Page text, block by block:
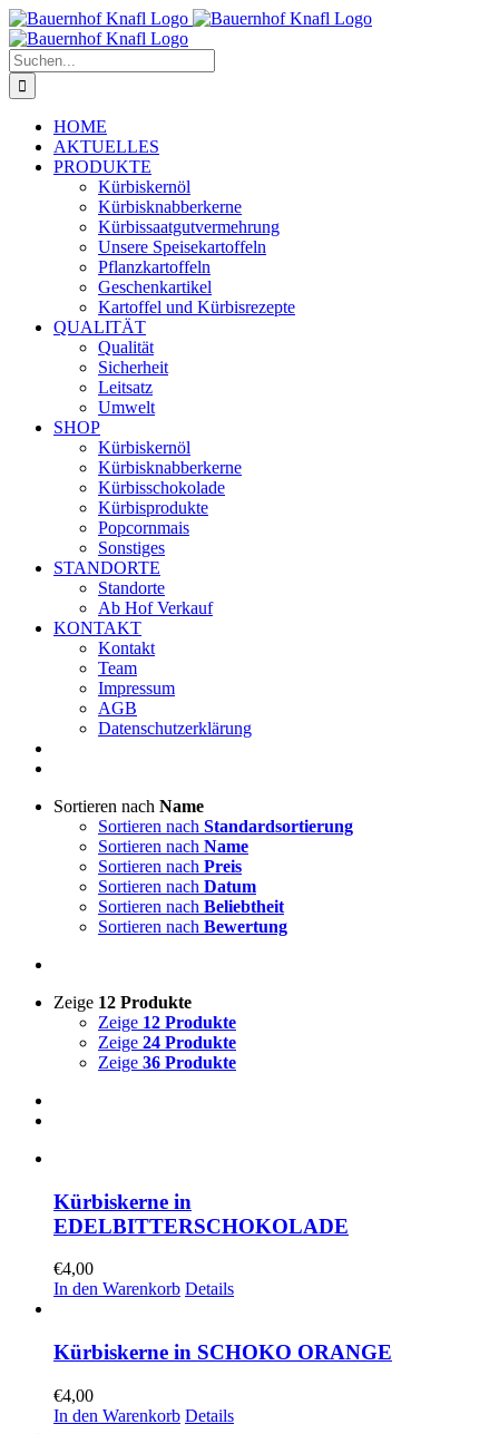
Zum
Inhalt
springen
Suche
nach:
HOME
AKTUELLES
PRODUKTE
Kürbiskernöl
Kürbisknabberkerne
Kürbissaatgutvermehrung
Unsere Speisekartoffeln
Pflanzkartoffeln
Geschenkartikel
Kartoffel und Kürbisrezepte
QUALITÄT
Qualität
Sicherheit
Leitsatz
Umwelt
SHOP
Kürbiskernöl
Kürbisknabberkerne
Kürbisschokolade
Kürbisprodukte
Popcornmais
Sonstiges
STANDORTE
Standorte
Ab Hof Verkauf
KONTAKT
Kontakt
Team
Impressum
AGB
Datenschutzerklärung
Sortieren nach Name
Sortieren nach Standardsortierung
Sortieren nach Name
Sortieren nach Preis
Sortieren nach Datum
Sortieren nach Beliebtheit
Sortieren nach Bewertung
Zeige 12 Produkte
Zeige 12 Produkte
Zeige 24 Produkte
Zeige 36 Produkte
Kürbiskerne in
EDELBITTERSCHOKOLADE
€4,00
In den Warenkorb Details
Kürbiskerne in SCHOKO ORANGE
€4,00
In den Warenkorb Details